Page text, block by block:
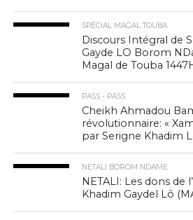
SPÉCIAL MAGAL TOUBA
Discours Intégral de
Gayde LO Borom
Magal de Touba
PASS - PASS
Cheikh Ahmadou
révolutionnaire: «
par Serigne Khadim
NETALI BOROM NDAME
NETALI: Les dons de
Khadim Gaydel Lô